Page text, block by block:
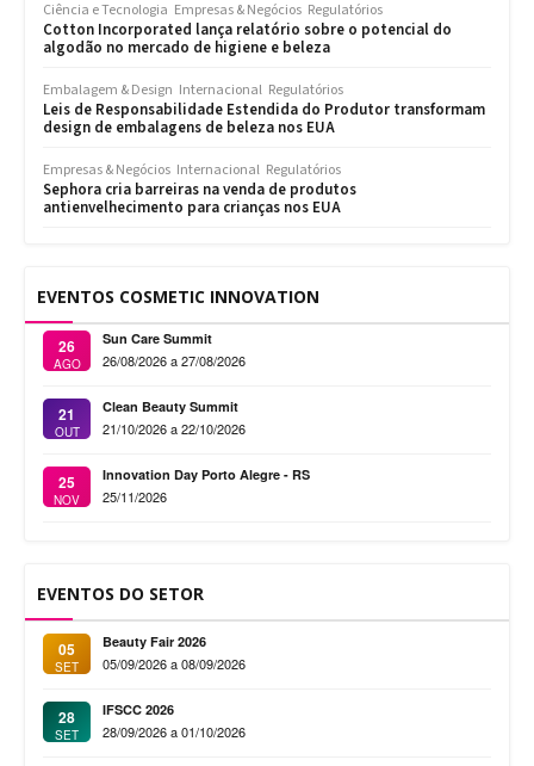
Ciência e Tecnologia Empresas & Negócios Regulatórios
Cotton Incorporated lança relatório sobre o potencial do
algodão no mercado de higiene e beleza
Embalagem & Design Internacional Regulatórios
Leis de Responsabilidade Estendida do Produtor transformam
design de embalagens de beleza nos EUA
Empresas & Negócios Internacional Regulatórios
Sephora cria barreiras na venda de produtos
antienvelhecimento para crianças nos EUA
EVENTOS COSMETIC INNOVATION
26
AGO
Sun Care Summit
26/08/2026 a 27/08/2026
21
OUT
Clean Beauty Summit
21/10/2026 a 22/10/2026
25
NOV
Innovation Day Porto Alegre - RS
25/11/2026
EVENTOS DO SETOR
05
SET
Beauty Fair 2026
05/09/2026 a 08/09/2026
28
SET
IFSCC 2026
28/09/2026 a 01/10/2026